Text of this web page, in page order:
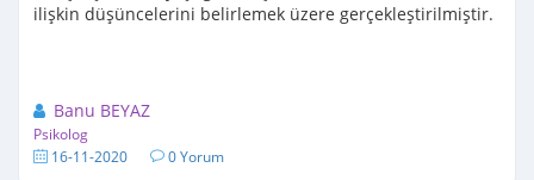
ilişkin düşüncelerini belirlemek üzere gerçekleştirilmiştir.
Banu BEYAZ
Psikolog
16-11-2020 0 Yorum